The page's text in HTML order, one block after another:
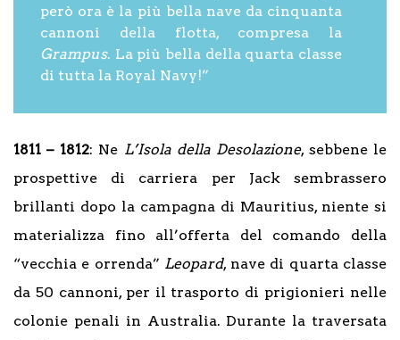
però ora è la più bella nave da cinquanta
cannoni della flotta, compresa la
Grampus. La più bella della quarta classe
di tutta la Royal Navy!”
1811 – 1812: Ne L’Isola della Desolazione, sebbene le
prospettive di carriera per Jack sembrassero
brillanti dopo la campagna di Mauritius, niente si
materializza fino all’offerta del comando della
“vecchia e orrenda” Leopard, nave di quarta classe
da 50 cannoni, per il trasporto di prigionieri nelle
colonie penali in Australia. Durante la traversata